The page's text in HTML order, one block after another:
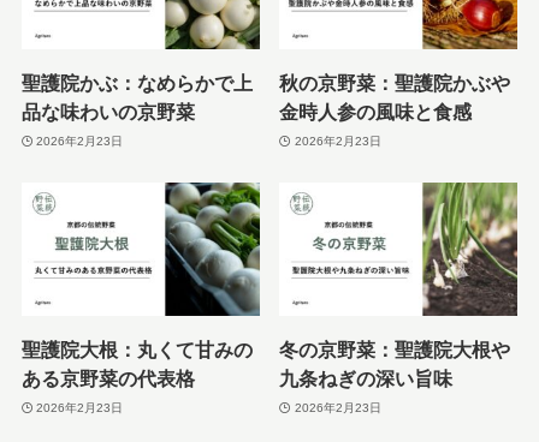
聖護院かぶ：なめらかで上
品な味わいの京野菜
2026年2月23日
秋の京野菜：聖護院かぶや
金時人参の風味と食感
2026年2月23日
聖護院大根：丸くて甘みの
ある京野菜の代表格
2026年2月23日
冬の京野菜：聖護院大根や
九条ねぎの深い旨味
2026年2月23日